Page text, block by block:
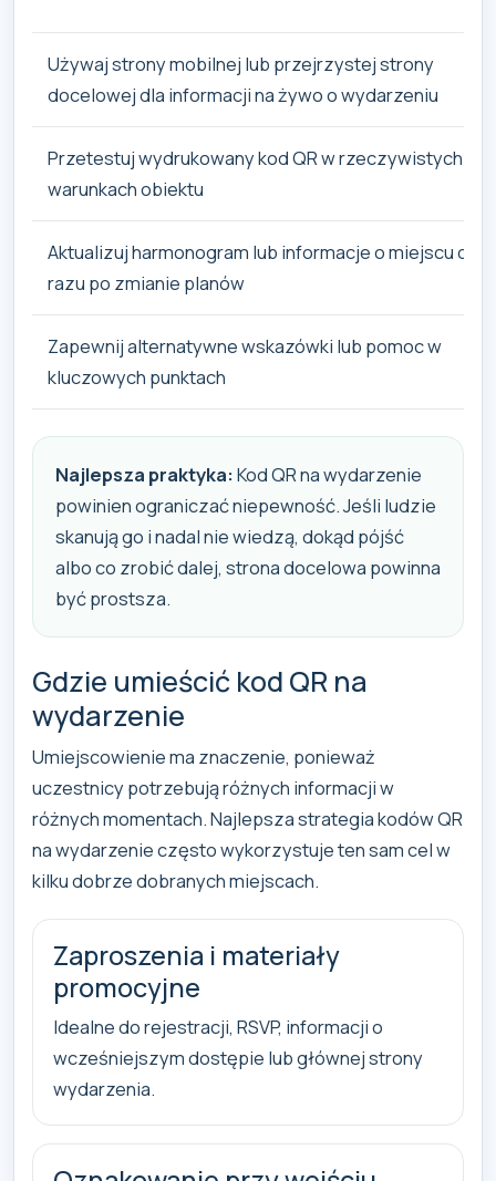
Używaj strony mobilnej lub przejrzystej strony
docelowej dla informacji na żywo o wydarzeniu
Przetestuj wydrukowany kod QR w rzeczywistych
warunkach obiektu
Aktualizuj harmonogram lub informacje o miejscu od
razu po zmianie planów
Zapewnij alternatywne wskazówki lub pomoc w
kluczowych punktach
Najlepsza praktyka: Kod QR na wydarzenie
powinien ograniczać niepewność. Jeśli ludzie
skanują go i nadal nie wiedzą, dokąd pójść
albo co zrobić dalej, strona docelowa powinna
być prostsza.
Gdzie umieścić kod QR na
wydarzenie
Umiejscowienie ma znaczenie, ponieważ
uczestnicy potrzebują różnych informacji w
różnych momentach. Najlepsza strategia kodów QR
na wydarzenie często wykorzystuje ten sam cel w
kilku dobrze dobranych miejscach.
Zaproszenia i materiały
promocyjne
Idealne do rejestracji, RSVP, informacji o
wcześniejszym dostępie lub głównej strony
wydarzenia.